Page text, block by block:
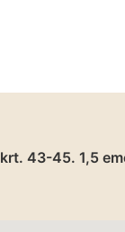
43-45. 1,5